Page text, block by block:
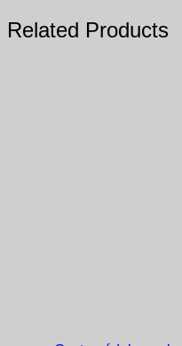
Related Products